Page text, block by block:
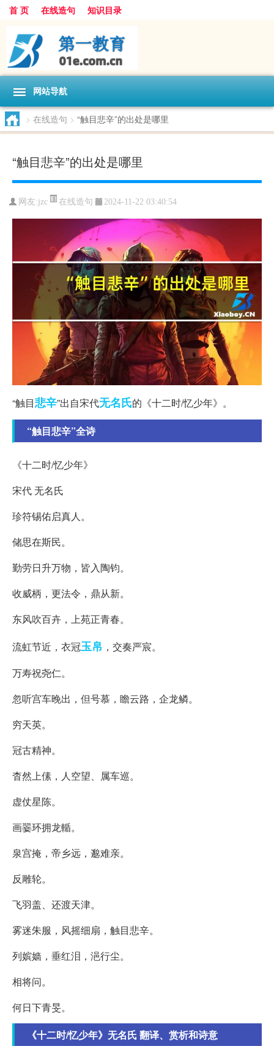
首 页 在线造句 知识目录
网站导航
> 在线造句 > “触目悲辛”的出处是哪里
“触目悲辛”的出处是哪里
网友:jzc 在线造句 2024-11-22 03:40:54
“触目悲辛”出自宋代无名氏的《十二时/忆少年》。
“触目悲辛”全诗
《十二时/忆少年》
宋代 无名氏
珍符锡佑启真人。
储思在斯民。
勤劳日升万物，皆入陶钧。
收威柄，更法令，鼎从新。
东风吹百卉，上苑正青春。
流虹节近，衣冠玉帛 ，交奏严宸。
万寿祝尧仁。
忽听宫车晚出，但号慕，瞻云路，企龙鳞。
穷天英。
冠古精神。
杳然上傃，人空望、属车巡。
虚仗星陈。
画翣环拥龙輴。
泉宫掩，帝乡远，邈难亲。
反雕轮。
飞羽盖、还渡天津。
雾迷朱服，风摇细扇，触目悲辛。
列嫔嫱，垂红泪，浥行尘。
相将问。
何日下青旻。
《十二时/忆少年》无名氏 翻译、赏析和诗意